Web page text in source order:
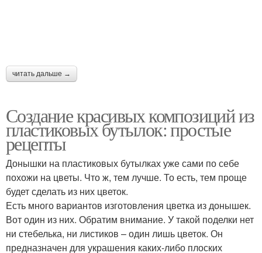
читать дальше →
Создание красивых композиций из
пластиковых бутылок: простые
рецепты
Донышки на пластиковых бутылках уже сами по себе
похожи на цветы. Что ж, тем лучше. То есть, тем проще
будет сделать из них цветок.
Есть много вариантов изготовления цветка из донышек.
Вот один из них. Обратим внимание. У такой поделки нет
ни стебелька, ни листиков – один лишь цветок. Он
предназначен для украшения каких-либо плоских